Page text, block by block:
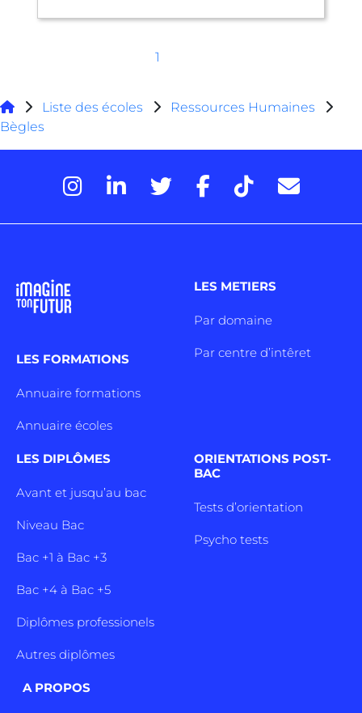
1
Liste des écoles
Ressources Humaines
Bègles
LES FORMATIONS
Annuaire formations
Annuaire écoles
LES METIERS
Par domaine
Par centre d’intêret
LES DIPLÔMES
Avant et jusqu’au bac
Niveau Bac
Bac +1 à Bac +3
Bac +4 à Bac +5
Diplômes professionels
Autres diplômes
ORIENTATIONS POST-
BAC
Tests d’orientation
Psycho tests
A PROPOS